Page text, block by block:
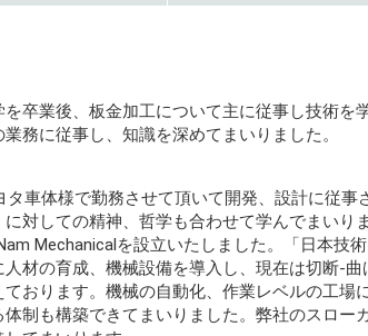
卒業後、板金加工について主に従事し技術
務に従事し、知識を深めてまいりました。
タ車体様で勤務させて頂いて開発、設計に従
対しての精神、哲学も合わせて学んでまい
Mechanicalを設立いたしました。「日本技
人材の育成、機械設備を導入し、現在は切断-
おります。機械の自動化、作業レベルの工
制も構築できてまいりました。弊社のスロー